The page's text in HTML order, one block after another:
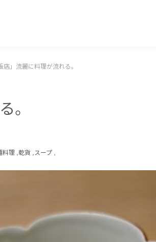
店」流麗に料理が流れる。
る。
料理 ,乾貨 ,スープ ,